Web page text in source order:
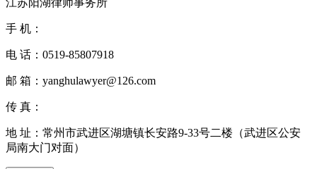
江苏阳湖律师事务所
手 机：
电 话： 0519-85807918
邮 箱： yanghulawyer@126.com
传 真：
地 址： 常州市武进区湖塘镇长安路9-33号二楼（武进区公安
局南大门对面）